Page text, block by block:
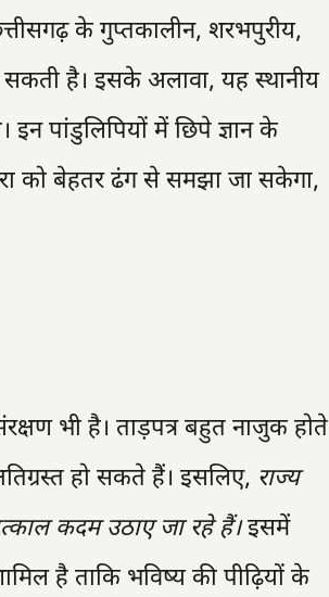
के गुप्तकालीन, शरभपुरीय,
सकती है। इसके अलावा, यह स्थानीय
पांडुलिपियों में छिपे ज्ञान के
को बेहतर ढंग से समझा जा सकेगा,
भी है। ताड़पत्र बहुत नाजुक होते
हो सकते हैं। इसलिए, राज्य
कदम उठाए जा रहे हैं।इसमें
है ताकि भविष्य की पीढ़ियों के